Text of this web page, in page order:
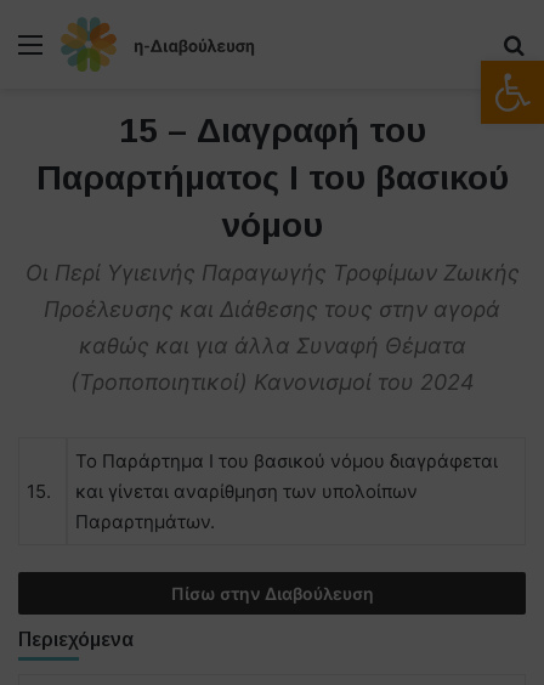
Μενού
15 – Διαγραφή του
Παραρτήματος Ι του βασικού
νόμου
Οι Περί Υγιεινής Παραγωγής Τροφίμων Ζωικής
Προέλευσης και Διάθεσης τους στην αγορά
καθώς και για άλλα Συναφή Θέματα
(Τροποποιητικοί) Κανονισμοί του 2024
15.
Το Παράρτημα Ι του βασικού νόμου διαγράφεται
και γίνεται αναρίθμηση των υπολοίπων
Παραρτημάτων.
Πίσω στην Διαβούλευση
Περιεχόμενα